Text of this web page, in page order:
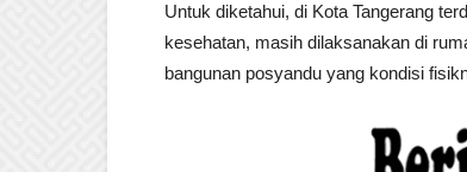
Untuk diketahui, di Kota Tangerang
kesehatan, masih dilaksanakan di
bangunan posyandu yang kondisi